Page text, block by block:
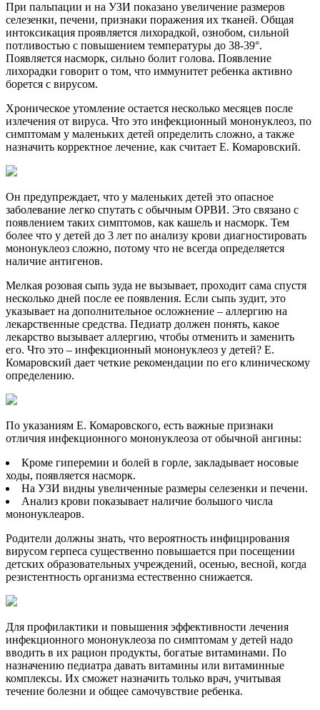
При пальпации и на УЗИ показано увеличение размеров
селезенки, печени, признаки поражения их тканей. Общая
интоксикация проявляется лихорадкой, ознобом, сильной
потливостью с повышением температуры до 38-39°.
Появляется насморк, сильно болит голова. Появление
лихорадки говорит о том, что иммунитет ребенка активно
борется с вирусом.
Хроническое утомление остается несколько месяцев после
излечения от вируса. Что это инфекционный мононуклеоз, по
симптомам у маленьких детей определить сложно, а также
назначить корректное лечение, как считает Е. Комаровский.
Он предупреждает, что у маленьких детей это опасное
заболевание легко спутать с обычным ОРВИ. Это связано с
появлением таких симптомов, как кашель и насморк. Тем
более что у детей до 3 лет по анализу крови диагностировать
мононуклеоз сложно, потому что не всегда определяется
наличие антигенов.
Мелкая розовая сыпь зуда не вызывает, проходит сама спустя
несколько дней после ее появления. Если сыпь зудит, это
указывает на дополнительное осложнение – аллергию на
лекарственные средства. Педиатр должен понять, какое
лекарство вызывает аллергию, чтобы отменить и заменить
его. Что это – инфекционный мононуклеоз у детей? Е.
Комаровский дает четкие рекомендации по его клиническому
определению.
По указаниям Е. Комаровского, есть важные признаки
отличия инфекционного мононуклеоза от обычной ангины:
Кроме гиперемии и болей в горле, закладывает носовые
ходы, появляется насморк.
На УЗИ видны увеличенные размеры селезенки и печени.
Анализ крови показывает наличие большого числа
мононуклеаров.
Родители должны знать, что вероятность инфицирования
вирусом герпеса существенно повышается при посещении
детских образовательных учреждений, осенью, весной, когда
резистентность организма естественно снижается.
Для профилактики и повышения эффективности лечения
инфекционного мононуклеоза по симптомам у детей надо
вводить в их рацион продукты, богатые витаминами. По
назначению педиатра давать витамины или витаминные
комплексы. Их сможет назначить только врач, учитывая
течение болезни и общее самочувствие ребенка.